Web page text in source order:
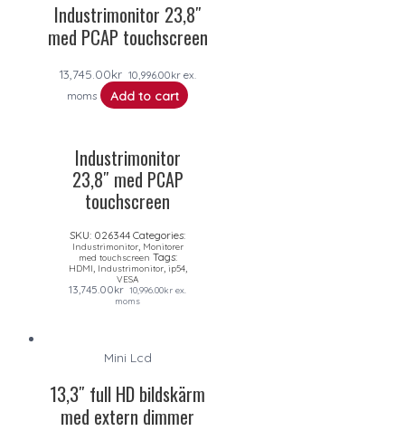
Industrimonitor 23,8″
med PCAP touchscreen
13,745.00kr 10,996.00kr ex.
moms
Add to cart
Industrimonitor
23,8″ med PCAP
touchscreen
SKU: 026344 Categories:
Industrimonitor, Monitorer
med touchscreen Tags:
HDMI, Industrimonitor, ip54,
VESA
13,745.00kr 10,996.00kr ex.
moms
Mini Lcd
13,3″ full HD bildskärm
med extern dimmer